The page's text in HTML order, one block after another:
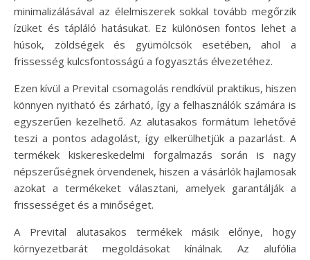
minimalizálásával az élelmiszerek sokkal tovább megőrzik
ízüket és tápláló hatásukat. Ez különösen fontos lehet a
húsok, zöldségek és gyümölcsök esetében, ahol a
frissesség kulcsfontosságú a fogyasztás élvezetéhez.
Ezen kívül a Prevital csomagolás rendkívül praktikus, hiszen
könnyen nyitható és zárható, így a felhasználók számára is
egyszerűen kezelhető. Az alutasakos formátum lehetővé
teszi a pontos adagolást, így elkerülhetjük a pazarlást. A
termékek kiskereskedelmi forgalmazás során is nagy
népszerűségnek örvendenek, hiszen a vásárlók hajlamosak
azokat a termékeket választani, amelyek garantálják a
frissességet és a minőséget.
A Prevital alutasakos termékek másik előnye, hogy
környezetbarát megoldásokat kínálnak. Az alufólia